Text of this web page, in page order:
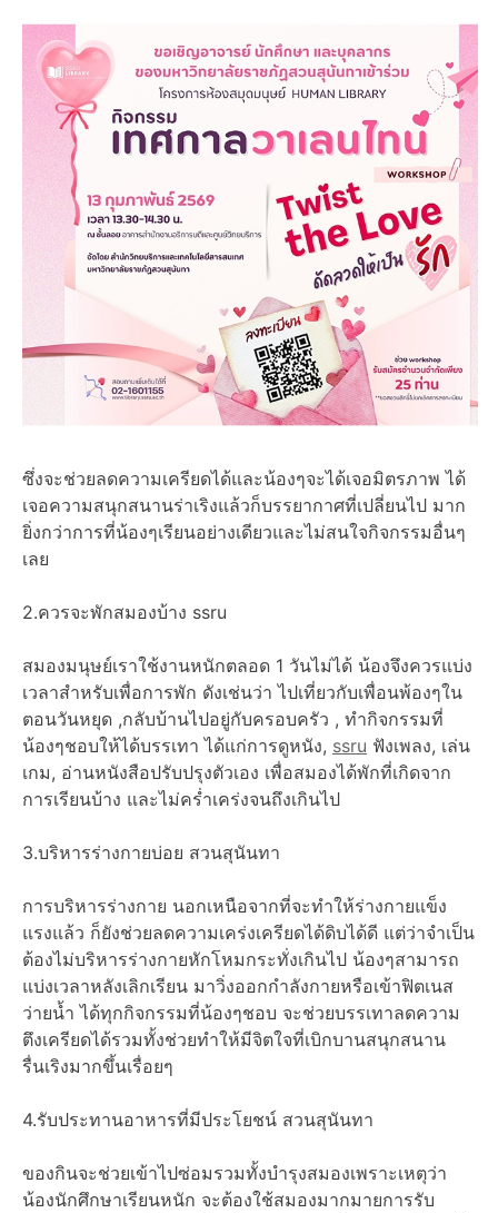
ซึ่งจะช่วยลดความเครียดได้และน้องๆจะได้เจอมิตรภาพ ได้
เจอความสนุกสนานร่าเริงแล้วก็บรรยากาศที่เปลี่ยนไป มาก
ยิ่งกว่าการที่น้องๆเรียนอย่างเดียวและไม่สนใจกิจกรรมอื่นๆ
เลย
2.ควรจะพักสมองบ้าง ssru
สมองมนุษย์เราใช้งานหนักตลอด 1 วันไม่ได้ น้องจึงควรแบ่ง
เวลาสำหรับเพื่อการพัก ดังเช่นว่า ไปเที่ยวกับเพื่อนพ้องๆใน
ตอนวันหยุด ,กลับบ้านไปอยู่กับครอบครัว , ทำกิจกรรมที่
น้องๆชอบให้ได้บรรเทา ได้แก่การดูหนัง, ssru ฟังเพลง, เล่น
เกม, อ่านหนังสือปรับปรุงตัวเอง เพื่อสมองได้พักที่เกิดจาก
การเรียนบ้าง และไม่คร่ำเคร่งจนถึงเกินไป
3.บริหารร่างกายบ่อย สวนสุนันทา
การบริหารร่างกาย นอกเหนือจากที่จะทำให้ร่างกายแข็ง
แรงแล้ว ก็ยังช่วยลดความเคร่งเครียดได้ดิบได้ดี แต่ว่าจำเป็น
ต้องไม่บริหารร่างกายหักโหมกระทั่งเกินไป น้องๆสามารถ
แบ่งเวลาหลังเลิกเรียน มาวิ่งออกกำลังกายหรือเข้าฟิตเนส
ว่ายน้ำ ได้ทุกกิจกรรมที่น้องๆชอบ จะช่วยบรรเทาลดความ
ตึงเครียดได้รวมทั้งช่วยทำให้มีจิตใจที่เบิกบานสนุกสนาน
รื่นเริงมากขึ้นเรื่อยๆ
4.รับประทานอาหารที่มีประโยชน์ สวนสุนันทา
ของกินจะช่วยเข้าไปซ่อมรวมทั้งบำรุงสมองเพราะเหตุว่า
น้องนักศึกษาเรียนหนัก จะต้องใช้สมองมากมายการรับ